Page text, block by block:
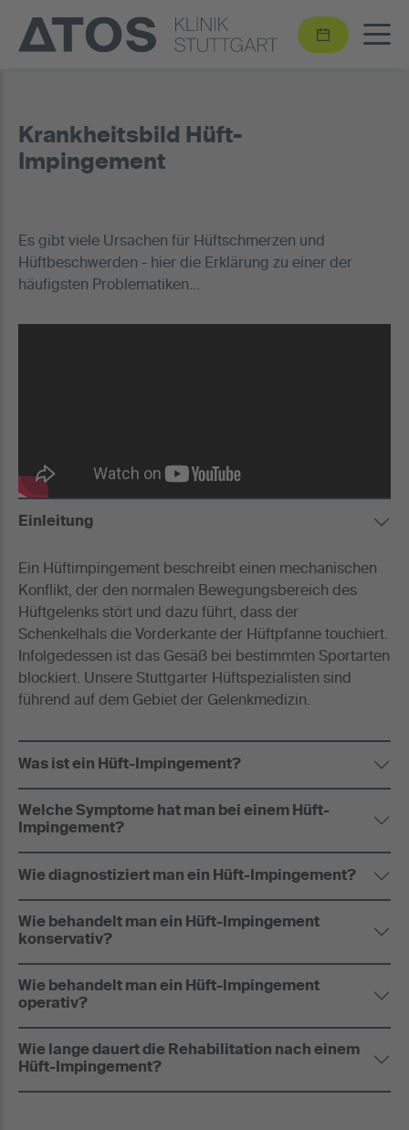
Krankheitsbild Hüft-
Impingement
Es gibt viele Ursachen für Hüftschmerzen und
Hüftbeschwerden - hier die Erklärung zu einer der
häufigsten Problematiken...
Einleitung
Ein Hüftimpingement beschreibt einen mechanischen
Konflikt, der den normalen Bewegungsbereich des
Hüftgelenks stört und dazu führt, dass der
Schenkelhals die Vorderkante der Hüftpfanne touchiert.
Infolgedessen ist das Gesäß bei bestimmten Sportarten
blockiert. Unsere Stuttgarter Hüftspezialisten sind
führend auf dem Gebiet der Gelenkmedizin.
Was ist ein Hüft-Impingement?
Welche Symptome hat man bei einem Hüft-
Impingement?
Wie diagnostiziert man ein Hüft-Impingement?
Wie behandelt man ein Hüft-Impingement
konservativ?
Wie behandelt man ein Hüft-Impingement
operativ?
Wie lange dauert die Rehabilitation nach einem
Hüft-Impingement?